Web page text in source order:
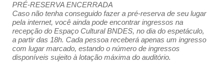
PRÉ-RESERVA ENCERRADA
Caso não tenha conseguido fazer a pré-reserva de seu lugar
pela internet, você ainda pode encontrar ingressos na
recepção do Espaço Cultural BNDES, no dia do espetáculo,
a partir das 18h. Cada pessoa receberá apenas um ingresso
com lugar marcado, estando o número de ingressos
disponíveis sujeito à lotação máxima do auditório.